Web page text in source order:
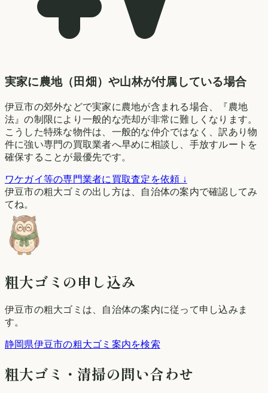
実家に農地（田畑）や山林が付属している場合
伊豆市の郊外などで実家に農地が含まれる場合、『農地
法』の制限により一般的な売却が非常に難しくなります。
こうした特殊な物件は、一般的な仲介ではなく、訳あり物
件に強い専門の買取業者へ早めに相談し、手放すルートを
確保することが最優先です。
ワケガイ等の専門業者に買取査定を依頼 ↓
伊豆市の粗大ゴミの出し方は、自治体の案内で確認してみ
てね。
粗大ゴミの申し込み
伊豆市の粗大ゴミは、自治体の案内に従って申し込みま
す。
静岡県伊豆市の粗大ゴミ案内を検索
粗大ゴミ・清掃の問い合わせ